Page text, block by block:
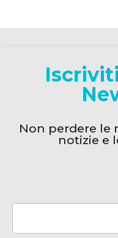
Non perdere le
notizie e